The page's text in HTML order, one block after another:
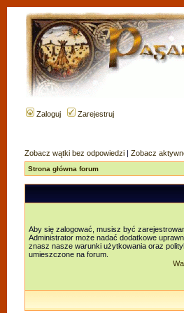
Zaloguj Zarejestruj
Zobacz wątki bez odpowiedzi | Zobacz
Strona główna forum
Aby się zalogować, musisz być
Administrator może nadać dodatkowe
znasz nasze warunki użytkowania oraz
umieszczone na forum.